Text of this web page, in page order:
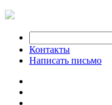
Контакты
Написать письмо